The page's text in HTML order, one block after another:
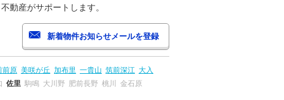
動産がサポートします。
前原 美咲が丘 加布里 一貴山 筑前深江 大入
佐里 駒鳴 大川野 肥前長野 桃川
金石原